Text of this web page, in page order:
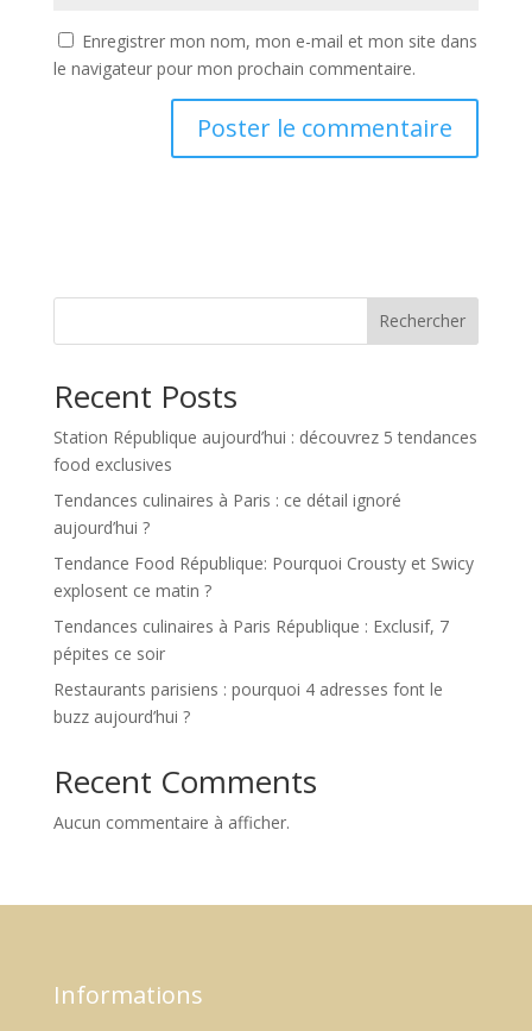
Enregistrer mon nom, mon e-mail et mon site dans
le navigateur pour mon prochain commentaire.
Rechercher
Recent Posts
Station République aujourd’hui : découvrez 5 tendances
food exclusives
Tendances culinaires à Paris : ce détail ignoré
aujourd’hui ?
Tendance Food République: Pourquoi Crousty et Swicy
explosent ce matin ?
Tendances culinaires à Paris République : Exclusif, 7
pépites ce soir
Restaurants parisiens : pourquoi 4 adresses font le
buzz aujourd’hui ?
Recent Comments
Aucun commentaire à afficher.
Informations